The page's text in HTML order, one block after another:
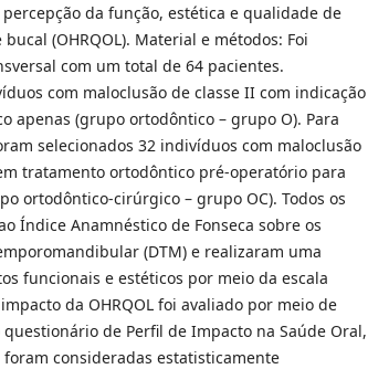
da função, estética e qualidade de
(OHRQOL). Material e métodos: Foi
com um total de 64 pacientes.
com maloclusão de classe II com indicação
apenas (grupo ortodôntico – grupo O). Para
selecionados 32 indivíduos com maloclusão
tratamento ortodôntico pré-operatório para
ortodôntico-cirúrgico – grupo OC). Todos os
Índice Anamnéstico de Fonseca sobre os
(DTM) e realizaram uma
funcionais e estéticos por meio da escala
da OHRQOL foi avaliado por meio de
de Perfil de Impacto na Saúde Oral,
foram consideradas estatisticamente